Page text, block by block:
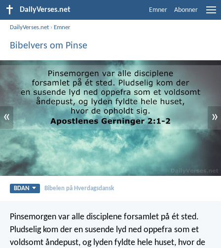
DailyVerses.net Emner Abonner
DailyVerses.net › Emner
Bibelvers om Pinse
« »
BDAN Bibelen på Hverdagsdansk
Pinsemorgen var alle disciplene forsamlet på ét sted.
Pludselig kom der en susende lyd ned oppefra som et
voldsomt åndepust, og lyden fyldte hele huset, hvor de